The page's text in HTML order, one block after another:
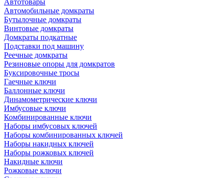
Автотовары
Автомобильные домкраты
Бутылочные домкраты
Винтовые домкраты
Домкраты подкатные
Подставки под машину
Реечные домкраты
Резиновые опоры для домкратов
Буксировочные тросы
Гаечные ключи
Баллонные ключи
Динамометрические ключи
Имбусовые ключи
Комбинированные ключи
Наборы имбусовых ключей
Наборы комбинированных ключей
Наборы накидных ключей
Наборы рожковых ключей
Накидные ключи
Рожковые ключи